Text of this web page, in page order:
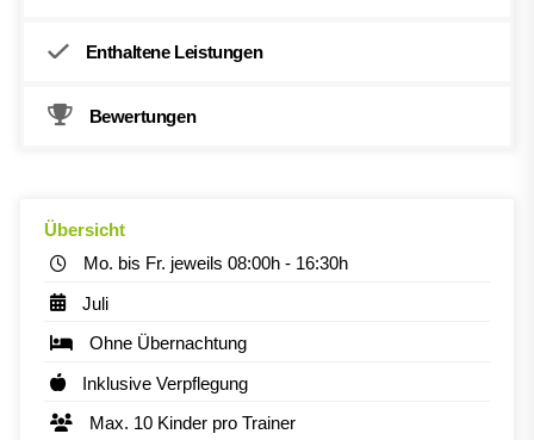
Enthaltene Leistungen
Bewertungen
Übersicht
Mo. bis Fr. jeweils 08:00h - 16:30h
Juli
Ohne Übernachtung
Inklusive Verpflegung
Max. 10 Kinder pro Trainer